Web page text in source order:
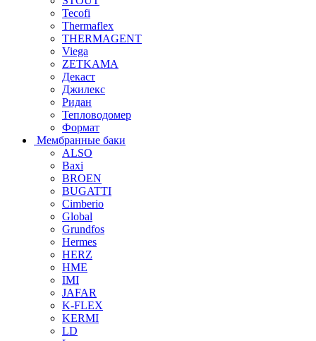
Tecofi
Thermaflex
THERMAGENT
Viega
ZETKAMA
Декаст
Джилекс
Ридан
Тепловодомер
Формат
Мембранные баки
ALSO
Baxi
BROEN
BUGATTI
Cimberio
Global
Grundfos
Hermes
HERZ
HME
IMI
JAFAR
K-FLEX
KERMI
LD